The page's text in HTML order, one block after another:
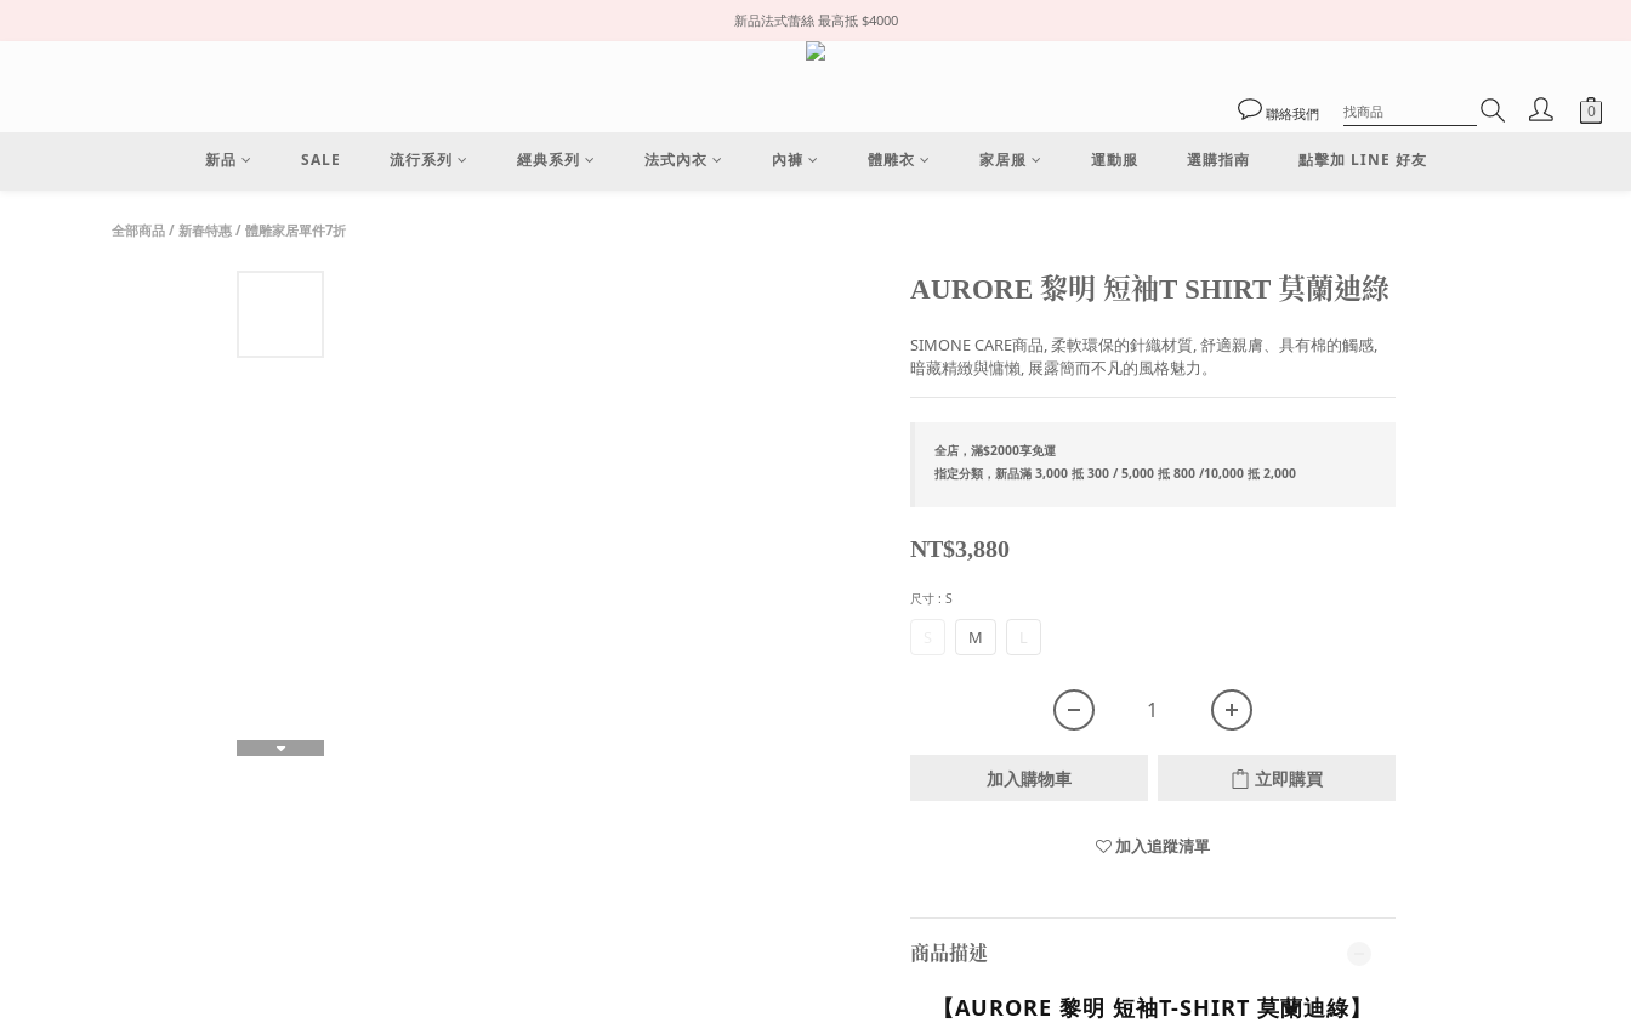
新品法式蕾絲 最高抵 $4000
聯絡我們
新品 SALE 流行系列 經典系列 法式內衣 內褲 體雕衣 家居服 運動服 選購指南 點擊加 LINE 好友
全部商品 / 新春特惠 / 體雕家居單件7折
AURORE 黎明 短袖T SHIRT 莫蘭迪綠
SIMONE CARE商品, 柔軟環保的針織材質, 舒適親膚、具有棉的觸感,
暗藏精緻與慵懶, 展露簡而不凡的風格魅力。
全店，滿$2000享免運
指定分類，新品滿 3,000 抵 300 / 5,000 抵 800 /10,000 抵 2,000
NT$3,880
尺寸 : S
M L
加入購物車 立即購買
加入追蹤清單
商品描述
【AURORE 黎明 短袖T-SHIRT 莫蘭迪綠】